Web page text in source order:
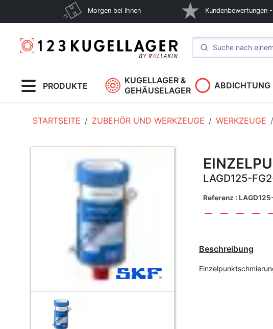
Morgen bei Ihnen Kundenbewertungen
PRODUKTE
KUGELLAGER &
GEHÄUSELAGER
ABDICHTUNG
STARTSEITE ZUBEHÖR UND WERKZEUGE WERKZEUGE
LAGD125-
Referenz :
Beschreibung